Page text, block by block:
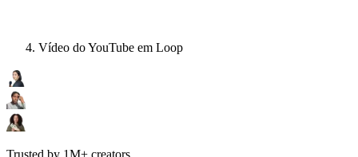
Vídeo do YouTube em Loop